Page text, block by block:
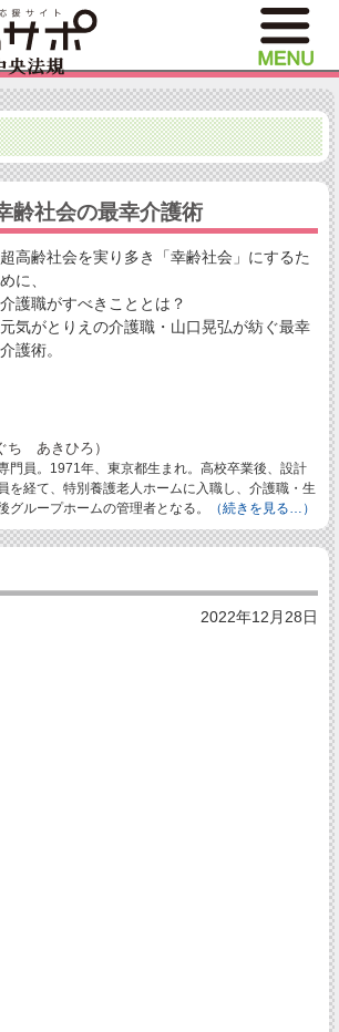
齢社会の最幸介護術
超高齢社会を実り多き「幸齢社会」にするた
めに、
介護職がすべきこととは？
元気がとりえの介護職・山口晃弘が紡ぐ最幸
介護術。
あきひろ）
門員。1971年、東京都生まれ。高校卒業後、設計
を経て、特別養護老人ホームに入職し、介護職・生
グループホームの管理者となる。
（続きを見る…）
2022年12月28日